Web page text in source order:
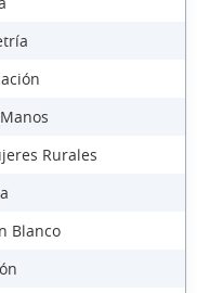
Rurales
Blanco